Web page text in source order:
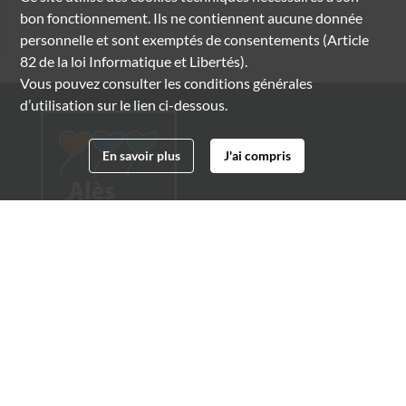
bon fonctionnement. Ils ne contiennent aucune donnée
personnelle et sont exemptés de consentements (Article
82 de la loi Informatique et Libertés).
Vous pouvez consulter les conditions générales
d’utilisation sur le lien ci-dessous.
En savoir plus J'ai compris